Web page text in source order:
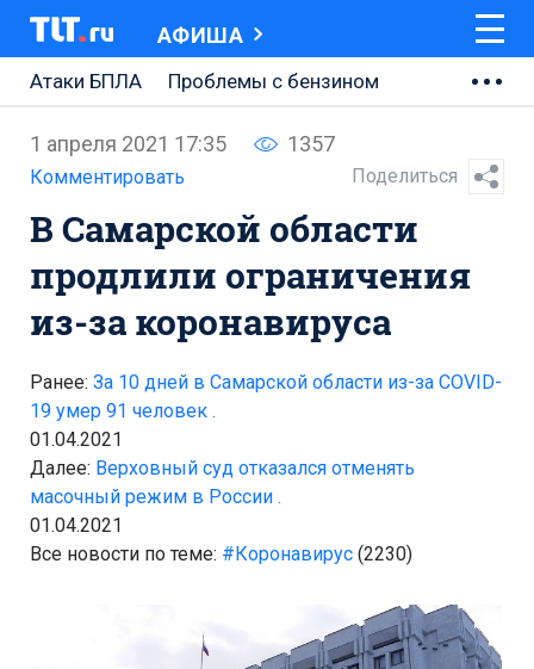
АФИША
Атаки БПЛА
Проблемы с бензином
Ремонт Центральной площади
Ремонт Обводного шоссе
Набережная Тольятти
Неделя Тольятти
1 апреля 2021 17:35 1357
Комментировать Поделиться
В Самарской области
продлили ограничения
из-за коронавируса
Ранее: За 10 дней в Самарской области из-за COVID-
19 умер 91 человек .
01.04.2021
Далее: Верховный суд отказался отменять
масочный режим в России .
01.04.2021
Все новости по теме: #Коронавирус (2230)